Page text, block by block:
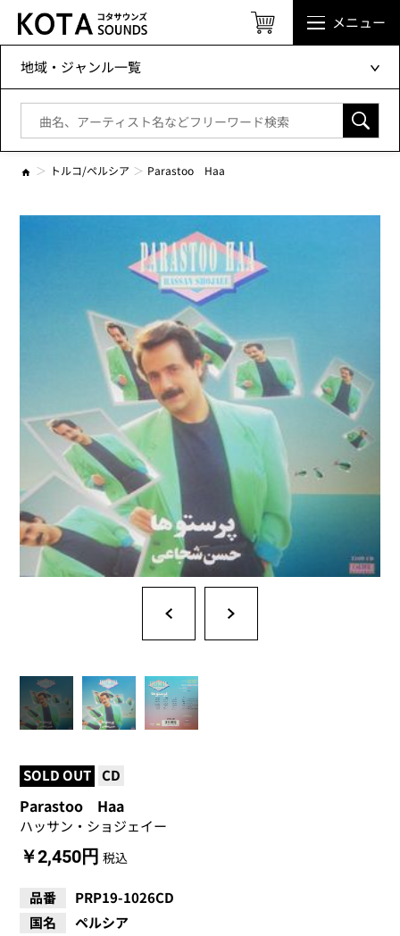
地域・ジャンル一覧
メニュー
トルコ/ペルシア Parastoo Haa
SOLD OUT CD
Parastoo Haa
ハッサン・ショジェイー
￥2,450円 税込
品番
PRP19-1026CD
国名
ペルシア